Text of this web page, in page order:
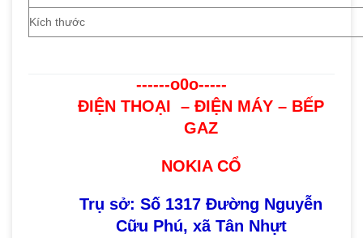
Kích thước
------o0o-----
ĐIỆN THOẠI – ĐIỆN MÁY – BẾP
GAZ
NOKIA CỔ
Trụ sở: Số 1317 Đường Nguyễn
Cữu Phú, xã Tân Nhựt